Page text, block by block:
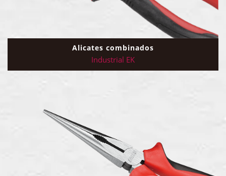
Alicates combinados
Industrial EK